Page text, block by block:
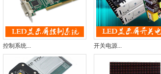
控制系统... 开关电源...